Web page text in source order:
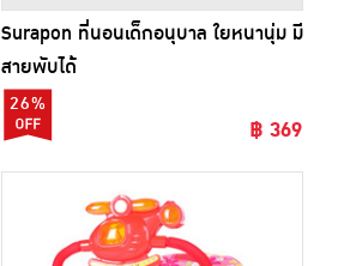
Surapon ที่นอนเด็กอนุบาล ใยหนานุ่ม มี
สายพับได้
26%
฿ 369